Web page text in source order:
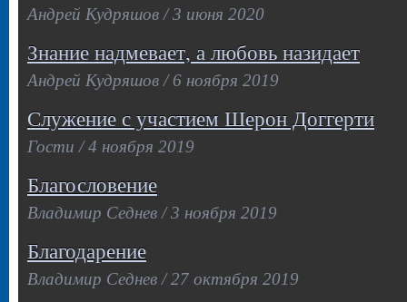
Андрей Кудряшов / 3 июня 2020
Знание надмевает, а любовь назидает
Андрей Кудряшов / 6 ноября 2019
Служение с участием Шерон Доггерти
Гости / 4 ноября 2019
Благословение
Владимир Седнев / 3 ноября 2019
Благодарение
Владимир Седнев / 27 октября 2019